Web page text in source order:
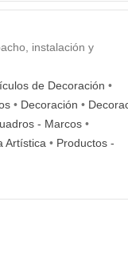
instalación y
de Decoración •
• Decoración •
- Marcos •
Artística • Productos -